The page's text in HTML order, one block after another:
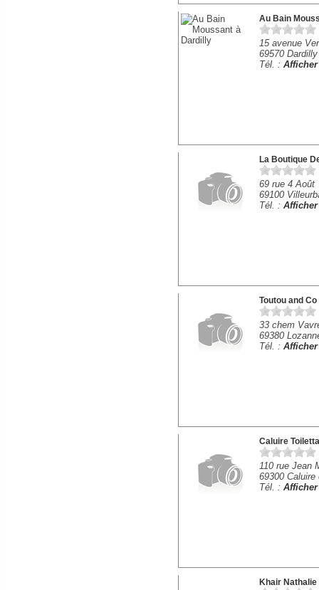
Au Bain
15 avenue
69570 Dardilly
Tél. :
La Boutique
69 rue 4 Août
69100
Tél. :
Toutou and Co
33 chem
69380
Tél. :
Caluire
110 rue Jean
69300 Caluire
Tél. :
Khair Nathalie